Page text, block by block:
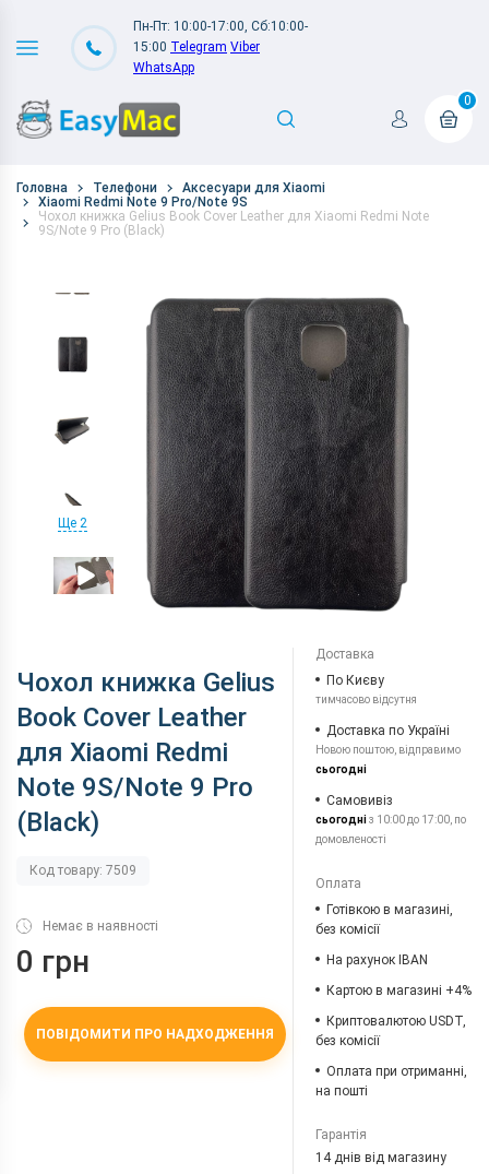
Пн-Пт: 10:00-17:00, Сб:10:00-
15:00 Telegram Viber
WhatsApp
0
Головна Телефони
Аксесуари для Xiaomi
Xiaomi Redmi Note 9 Pro/Note 9S
Чохол книжка Gelius Book Cover Leather для Xiaomi Redmi Note
9S/Note 9 Pro (Black)
Ще 2
Чохол книжка Gelius
Book Cover Leather
для Xiaomi Redmi
Note 9S/Note 9 Pro
(Black)
Код товару: 7509
Немає в наявності
0 грн
ПОВІДОМИТИ ПРО НАДХОДЖЕННЯ
Доставка
По Києву
тимчасово відсутня
Доставка по Україні
Новою поштою, відправимо
сьогодні
Самовивіз
сьогодніз 10:00 до 17:00, по
домовленості
Оплата
Готівкою в магазині,
без комісії
На рахунок IBAN
Картою в магазині +4%
Криптовалютою USDT,
без комісії
Оплата при отриманні,
на пошті
Гарантія
14 днів від магазину